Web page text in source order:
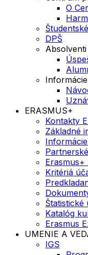
O
DPŠ
Absolventi
Informácie
ERASMUS+
Kontakty
Základné
Erasmus+
Kritériá
Štatistické
Katalóg
Erasmus
UMENIE A
IGS